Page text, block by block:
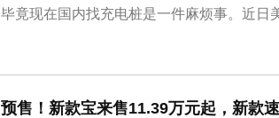
毕竟现在国内找充电桩是一件麻烦事。近日
用暖风系统的情况下进行续航测试。经过实
6.67度时，这五款车型在启...
预售！新款宝来售11.39万元起，新款